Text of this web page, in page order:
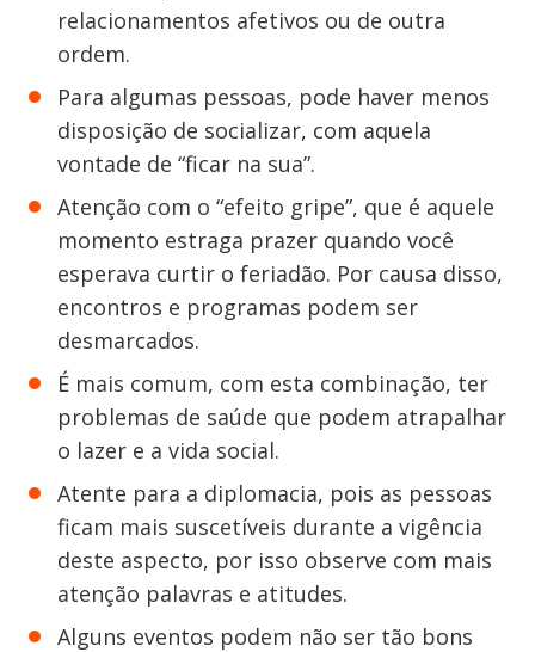
relacionamentos afetivos ou de outra
ordem.
Para algumas pessoas, pode haver menos
disposição de socializar, com aquela
vontade de “ficar na sua”.
Atenção com o “efeito gripe”, que é aquele
momento estraga prazer quando você
esperava curtir o feriadão. Por causa disso,
encontros e programas podem ser
desmarcados.
É mais comum, com esta combinação, ter
problemas de saúde que podem atrapalhar
o lazer e a vida social.
Atente para a diplomacia, pois as pessoas
ficam mais suscetíveis durante a vigência
deste aspecto, por isso observe com mais
atenção palavras e atitudes.
Alguns eventos podem não ser tão bons